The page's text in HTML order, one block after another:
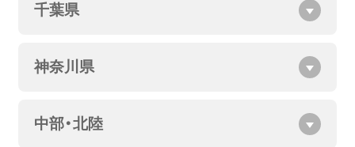
千葉県
神奈川県
中部・北陸